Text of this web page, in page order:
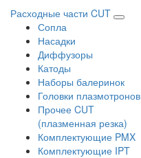
Расходные части CUT
Сопла
Насадки
Диффузоры
Катоды
Наборы балеринок
Головки плазмотронов
Прочее CUT
(плазменная резка)
Комплектующие PMX
Комплектующие IPT